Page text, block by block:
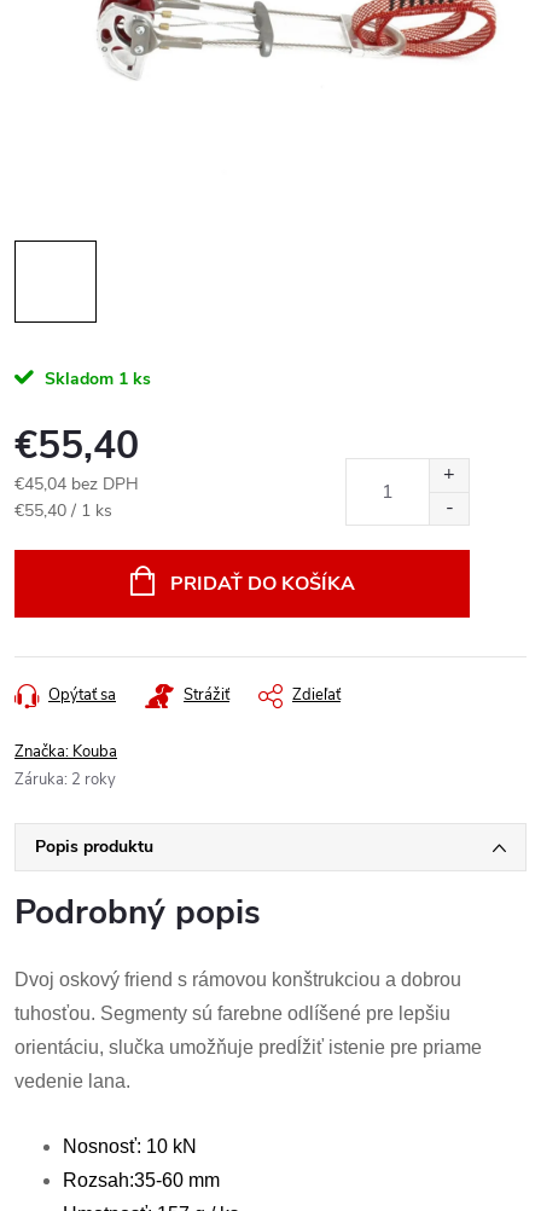
Skladom 1 ks
€55,40
€45,04 bez DPH
Jednotková
€55,40 / 1 ks
PRIDAŤ DO KOŠÍKA
Opýtať sa Strážiť Zdieľať
Značka: Kouba
Záruka: 2 roky
Popis produktu
Podrobný popis
Dvoj oskový friend s rámovou konštrukciou a dobrou
tuhosťou. Segmenty sú farebne odlíšené pre lepšiu
orientáciu, slučka umožňuje predĺžiť istenie pre priame
vedenie lana.
Nosnosť: 10 kN
Rozsah:35-60 mm